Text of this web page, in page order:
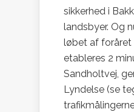
sikkerhed i
landsbyer. Og
løbet af foråret
etableres 2
Sandholtvej,
Lyndelse (se